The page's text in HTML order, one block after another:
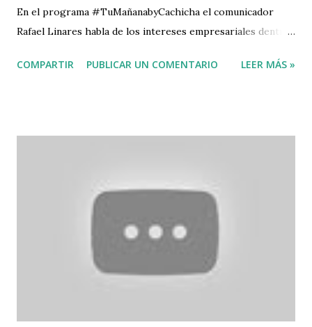
En el programa #TuMañanabyCachicha el comunicador
Rafael Linares habla de los intereses empresariales dentro
secuestrados. Un equipo de técnicos y productores
técnicos secuestrados son dos hermanos de nacionalidad
dominicana, identificados como Michael Enrique Campusano
Feliz y Antonio Gerer Campusano Feliz. PULSA AQU Í
COMPARTIR PUBLICAR UN COMENTARIO LEER MÁS »